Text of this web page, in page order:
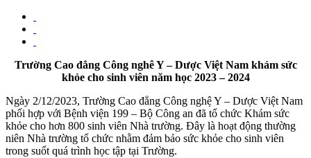
Trường Cao đẳng Công nghê Y – Dược Việt Nam khám sức
khỏe cho sinh viên năm học 2023 – 2024
Ngày 2/12/2023, Trường Cao đẳng Công nghệ Y – Dược Việt Nam
phối hợp với Bệnh viện 199 – Bộ Công an đã tổ chức Khám sức
khỏe cho hơn 800 sinh viên Nhà trường. Đây là hoạt động thường
niên Nhà trường tổ chức nhằm đảm bảo sức khỏe cho sinh viên
trong suốt quá trình học tập tại Trường.